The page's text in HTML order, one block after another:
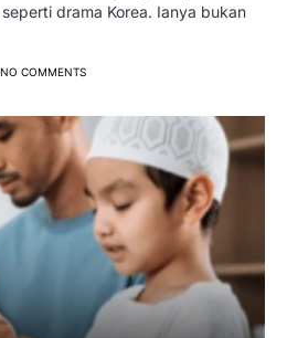
drama Korea. Ianya bukan
NO COMMENTS